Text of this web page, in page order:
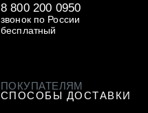
8 800 200 0950
звонок по России
бесплатный
ПОКУПАТЕЛЯМ
СПОСОБЫ ДОСТАВКИ